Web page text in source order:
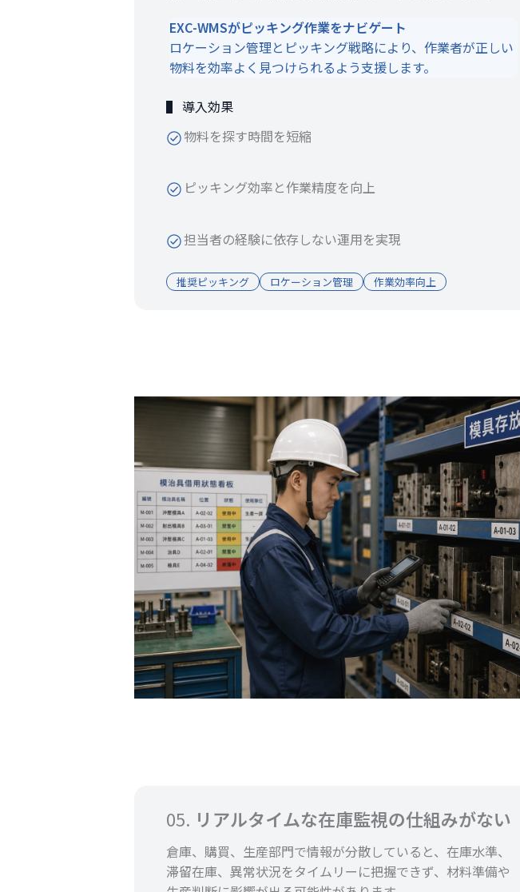
EXC-WMSがピッキング作業をナビゲート
ロケーション管理とピッキング戦略により、作業者が正しい
物料を効率よく見つけられるよう支援します。
▌ 導入効果
物料を探す時間を短縮
ピッキング効率と作業精度を向上
担当者の経験に依存しない運用を実現
推奨ピッキング ロケーション管理 作業効率向上
05. リアルタイムな在庫監視の仕組みがない
倉庫、購買、生産部門で情報が分散していると、在庫水準、
滞留在庫、異常状況をタイムリーに把握できず、材料準備や